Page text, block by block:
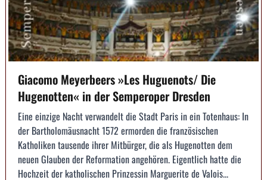
Giacomo Meyerbeers »Les Huguenots/ Die
Hugenotten« in der Semperoper Dresden
Eine einzige Nacht verwandelt die Stadt Paris in ein Totenhaus: In
der Bartholomäusnacht 1572 ermorden die französischen
Katholiken tausende ihrer Mitbürger, die als Hugenotten dem
neuen Glauben der Reformation angehören. Eigentlich hatte die
Hochzeit der katholischen Prinzessin Marguerite de Valois...